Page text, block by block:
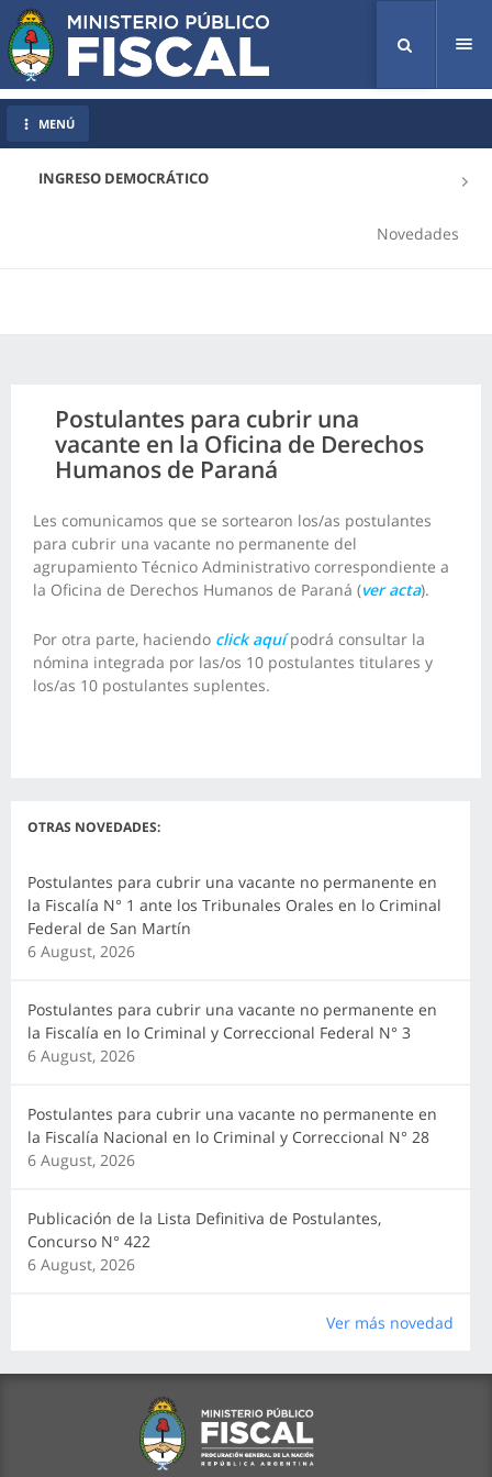
INGRESO DEMOCRÁTICO
Novedades
MENÚ
Postulantes para cubrir una
vacante en la Oficina de Derechos
Humanos de Paraná
Les comunicamos que se sortearon los/as postulantes
para cubrir una vacante no permanente del
agrupamiento Técnico Administrativo correspondiente a
la Oficina de Derechos Humanos de Paraná (ver acta).
Por otra parte, haciendo click aquípodrá consultar la
nómina integrada por las/os 10 postulantes titulares y
los/as 10 postulantes suplentes.
OTRAS NOVEDADES:
Postulantes para cubrir una vacante no permanente en
la Fiscalía N° 1 ante los Tribunales Orales en lo Criminal
Federal de San Martín
6 August, 2026
Postulantes para cubrir una vacante no permanente en
la Fiscalía en lo Criminal y Correccional Federal N° 3
6 August, 2026
Postulantes para cubrir una vacante no permanente en
la Fiscalía Nacional en lo Criminal y Correccional N° 28
6 August, 2026
Publicación de la Lista Definitiva de Postulantes,
Concurso N° 422
6 August, 2026
Ver más novedad